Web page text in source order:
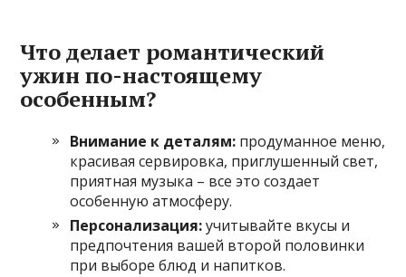
Что делает романтический
ужин по-настоящему
особенным?
Внимание к деталям: продуманное меню,
красивая сервировка, приглушенный свет,
приятная музыка – все это создает
особенную атмосферу.
Персонализация:учитывайте вкусы и
предпочтения вашей второй половинки
при выборе блюд и напитков.